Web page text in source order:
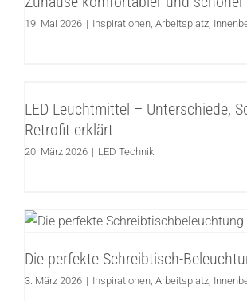
Inspirationen Arbeitsplatz
19. Mai 2026 | Inspirationen, Arbeitsplatz,
Sockeltypen & Retrofit
LED Leuchtmittel – Unterschiede,
Retrofit erklärt
20. März 2026 | LED Technik
Die perfekte Schreibtisch-
Inspirationen Arbeitsplatz
Die perfekte Schreibtisch-
3. März 2026 | Inspirationen, Arbeitsplatz,